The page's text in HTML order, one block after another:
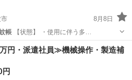
8月8日
帳 【状態】 ・使用に伴う多…
品 蚊帳
円・派遣社員≫機械操作・製造補